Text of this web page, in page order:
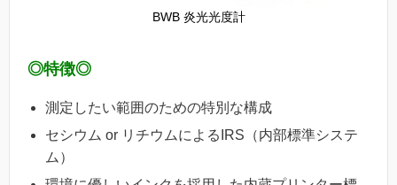
BWB 炎光光度計
◎特徴◎
測定したい範囲のための特別な構成
セシウム or リチウムによるIRS（内部標準システ
ム）